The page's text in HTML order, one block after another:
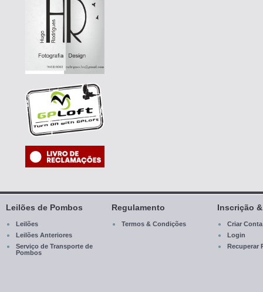
Leilões de Pombos
Leilões
Leilões Anteriores
Serviço de Transporte de
Pombos
Regulamento
Termos & Condições
Inscrição
Criar Conta
Login
Recuperar